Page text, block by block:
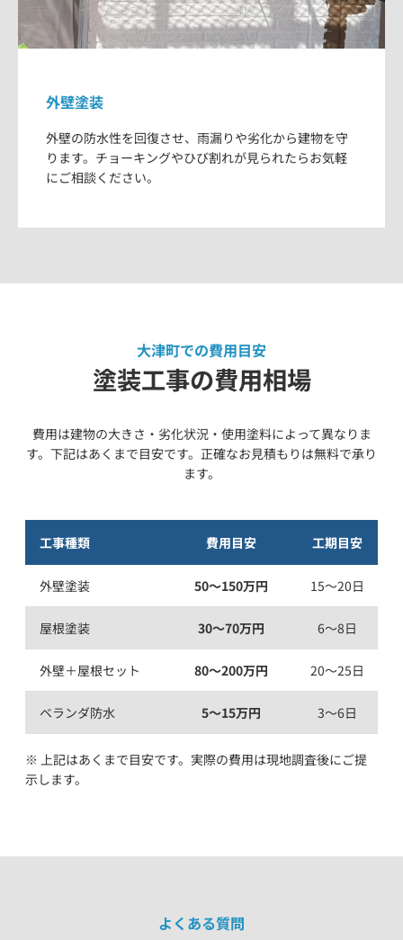
外壁塗装
外壁の防水性を回復させ、雨漏りや劣化から建物を守
ります。チョーキングやひび割れが見られたらお気軽
にご相談ください。
大津町での費用目安
塗装工事の費用相場
費用は建物の大きさ・劣化状況・使用塗料によって異なりま
す。下記はあくまで目安です。正確なお見積もりは無料で承り
ます。
工事種類 費用目安 工期目安
外壁塗装 50〜150万円 15〜20日
屋根塗装 30〜70万円 6〜8日
外壁＋屋根セット 80〜200万円 20〜25日
ベランダ防水 5〜15万円 3〜6日
※ 上記はあくまで目安です。実際の費用は現地調査後にご提
示します。
よくある質問